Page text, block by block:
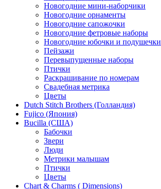
Новогодние мини-наборчики
Новогодние орнаменты
Новогодние сапожочки
Новогодние фетровые наборы
Новогодние юбочки и подушечки
Пейзажи
Перевыпущенные наборы
Птички
Раскрашивание по номерам
Свадебная метрика
Цветы
Dutch Stitch Brothers (Голландия)
Fujico (Япония)
Bucilla (США)
Бабочки
Звери
Люди
Метрики малышам
Птички
Цветы
Chart & Charms ( Dimensions)